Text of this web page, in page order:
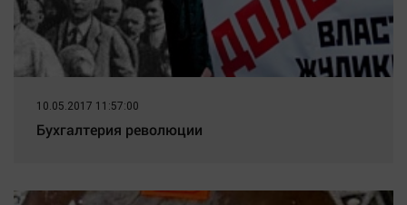
10.05.2017 11:57:00
Бухгалтерия революции